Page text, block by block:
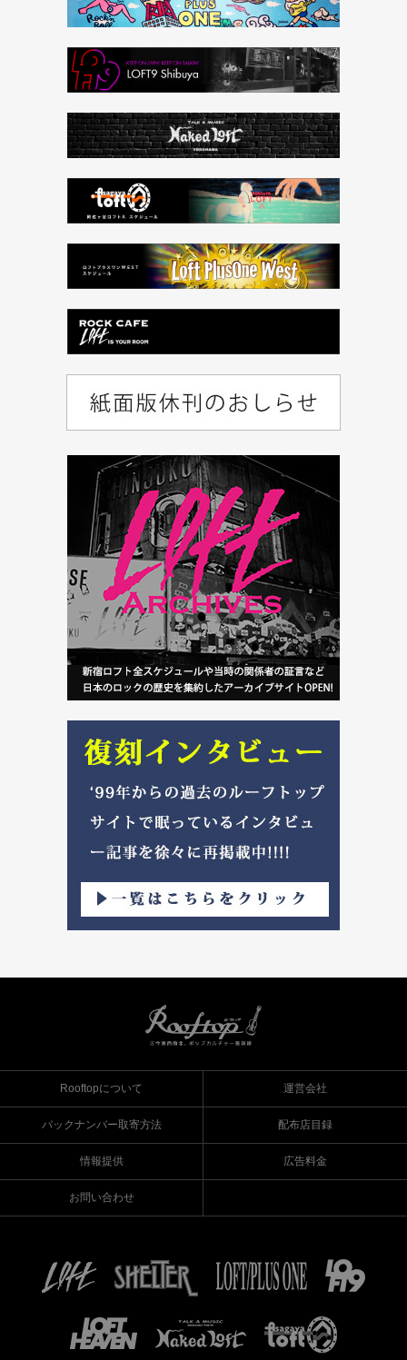
Rooftopについて 運営会社
バックナンバー取寄方法 配布店目録
情報提供 広告料金
お問い合わせ